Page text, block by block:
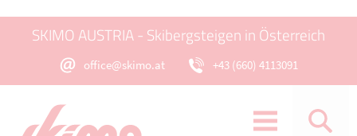
SKIMO AUSTRIA - Skibergsteigen in Österreich
office@skimo.at +43 (660) 4113091